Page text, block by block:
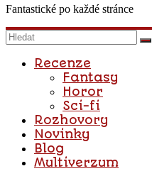
Fantastické po každé stránce
Recenze
Fantasy
Horor
Sci-fi
Rozhovory
Novinky
Blog
Multiverzum